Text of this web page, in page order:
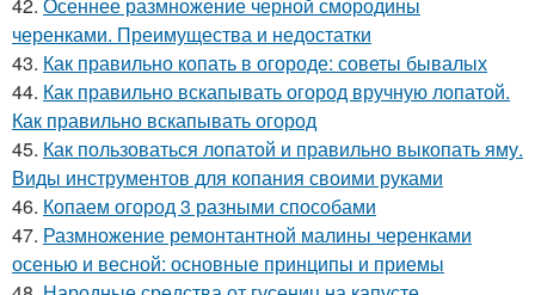
черенками. Преимущества и недостатки
43. Как правильно копать в огороде: советы бывалых
44. Как правильно вскапывать огород вручную лопатой.
Как правильно вскапывать огород
45. Как пользоваться лопатой и правильно выкопать яму.
Виды инструментов для копания своими руками
46. Копаем огород 3 разными способами
47. Размножение ремонтантной малины черенками
осенью и весной: основные принципы и приемы